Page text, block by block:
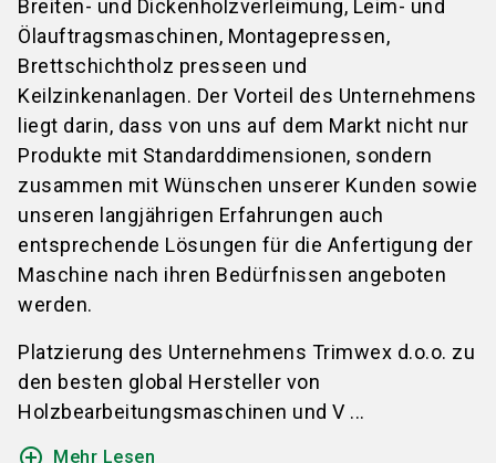
Breiten- und Dickenholzverleimung, Leim- und
Ölauftragsmaschinen, Montagepressen,
Brettschichtholz presseen und
Keilzinkenanlagen. Der Vorteil des Unternehmens
liegt darin, dass von uns auf dem Markt nicht nur
Produkte mit Standarddimensionen, sondern
zusammen mit Wünschen unserer Kunden sowie
unseren langjährigen Erfahrungen auch
entsprechende Lösungen für die Anfertigung der
Maschine nach ihren Bedürfnissen angeboten
werden.
Platzierung des Unternehmens Trimwex d.o.o. zu
den besten global Hersteller von
Holzbearbeitungsmaschinen und V ...
add_circle_outline Mehr Lesen